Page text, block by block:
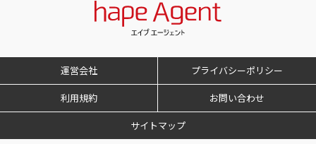
運営会社 プライバシーポリシー
利用規約 お問い合わせ
サイトマップ